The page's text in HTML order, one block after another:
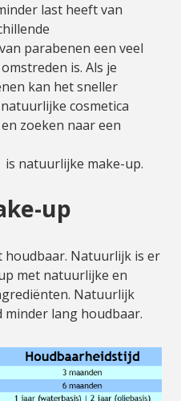
last heeft van
parabenen een veel
is. Als je
kan het sneller
cosmetica
zoeken naar een
is natuurlijke make-up.
up
Natuurlijk is er
met natuurlijke en
Natuurlijk
lang houdbaar.